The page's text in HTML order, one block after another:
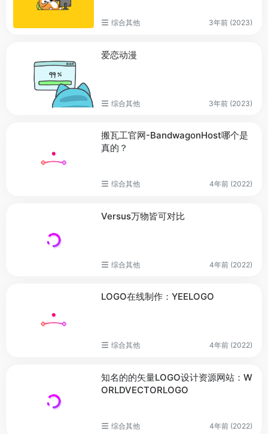
综合其他 3年前 (2023)
爱恋动漫
综合其他 3年前 (2023)
搬瓦工官网-BandwagonHost哪个是
真的？
综合其他 4年前 (2022)
Versus万物皆可对比
综合其他 4年前 (2022)
LOGO在线制作：YEELOGO
综合其他 4年前 (2022)
知名的的矢量LOGO设计资源网站：W
ORLDVECTORLOGO
综合其他 4年前 (2022)